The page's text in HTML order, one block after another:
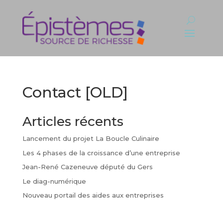
Contact [OLD]
Articles récents
Lancement du projet La Boucle Culinaire
Les 4 phases de la croissance d’une entreprise
Jean-René Cazeneuve député du Gers
Le diag-numérique
Nouveau portail des aides aux entreprises